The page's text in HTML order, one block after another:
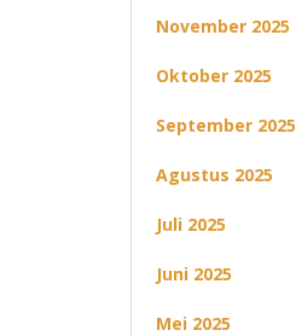
November 2025
Oktober 2025
September 2025
Agustus 2025
Juli 2025
Juni 2025
Mei 2025